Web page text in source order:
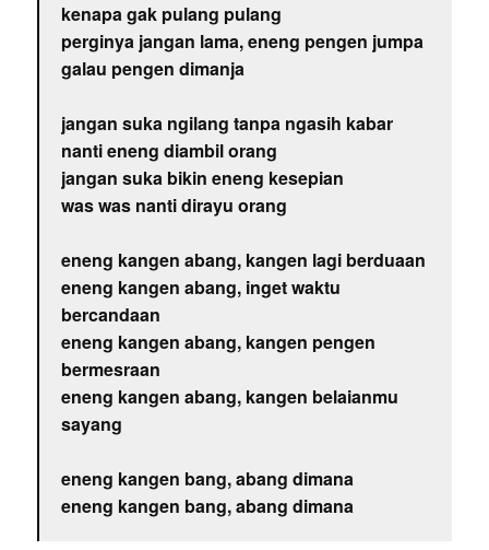
kenapa gak pulang pulang
perginya jangan lama, eneng pengen jumpa
galau pengen dimanja
jangan suka ngilang tanpa ngasih kabar
nanti eneng diambil orang
jangan suka bikin eneng kesepian
was was nanti dirayu orang
eneng kangen abang, kangen lagi berduaan
eneng kangen abang, inget waktu
bercandaan
eneng kangen abang, kangen pengen
bermesraan
eneng kangen abang, kangen belaianmu
sayang
eneng kangen bang, abang dimana
eneng kangen bang, abang dimana